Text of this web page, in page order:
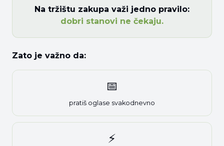
Na tržištu zakupa važi jedno pravilo:
dobri stanovi ne čekaju.
Zato je važno da:
📅
pratiš oglase svakodnevno
⚡